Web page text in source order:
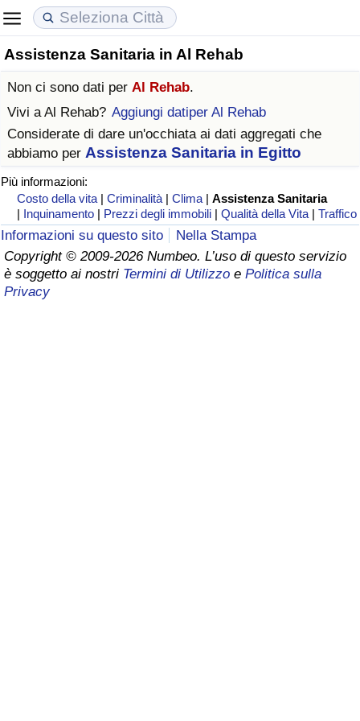
Assistenza Sanitaria in Al Rehab
Non ci sono dati per Al Rehab.
Vivi aAl Rehab? Aggiungi datiper Al Rehab
Considerate di dare un'occhiata ai dati aggregati che
abbiamo per Assistenza Sanitaria in Egitto
Più informazioni:
Costo della vita |Criminalità |Clima |Assistenza Sanitaria
| Inquinamento | Prezzi degli immobili |Qualità della Vita |Traffico
Informazioni su questo sito
Nella Stampa
Copyright © 2009-2026 Numbeo. L’uso di questo servizio
è soggetto ai nostri Termini di Utilizzo e Politica sulla
Privacy
Costo della vita
Indice Del Costo Della Vita
Indice del Costo della Vita per Nazione
ad Aqaba
Prezzi degli immobili
Indice del Prezzo delle Case
Indice del Prezzo delle Case per Nazione
Qualità della Vita
Indice della Qualità della Vita (Corrente)
Indice della qualità della vita per Paese
Criminalità
Indice del Tasso di Criminalità (Corrente)